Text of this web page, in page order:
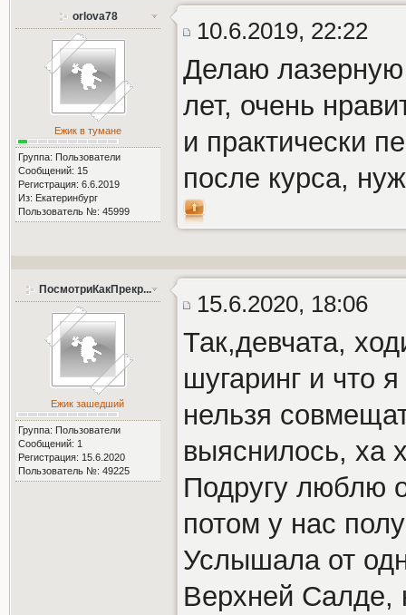
orlova78
Ежик в тумане
Группа: Пользователи
Сообщений: 15
Регистрация: 6.6.2019
Из: Екатеринбург
Пользователь №: 45999
10.6.2019, 22:22
Делаю
лет, очень
и практически
после курса,
ПосмотриКакПрекр...
Ежик зашедший
Группа: Пользователи
Сообщений: 1
Регистрация: 15.6.2020
Пользователь №: 49225
15.6.2020, 18:06
Так,девчата,
шугаринг и что
нельзя
выяснилось, ха
Подругу люблю
потом у нас
Услышала от
Верхней Салде,